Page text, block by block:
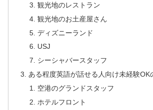
観光地のレストラン
観光地のお土産屋さん
ディズニーランド
USJ
シーシャバースタッフ
ある程度英語が話せる人向け未経験OK
空港のグランドスタッフ
ホテルフロント